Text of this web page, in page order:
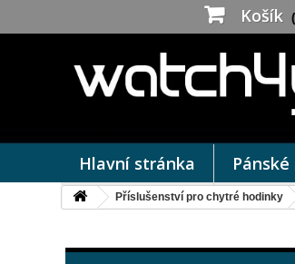
Košík
Hlavní stránka
Příslušenství pro chytré hodinky